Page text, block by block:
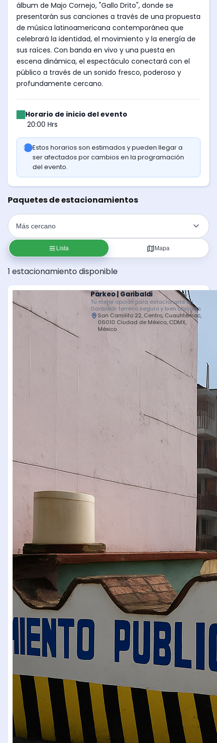
álbum de Majo Cornejo, "Gallo Drito", donde se
presentarán sus canciones a través de una propuesta
de música latinoamericana contemporánea que
celebrará la identidad, el movimiento y la energía de
sus raíces. Con banda en vivo y una puesta en
escena dinámica, el espectáculo conectará con el
público a través de un sonido fresco, poderoso y
profundamente cercano.
Horario de inicio del evento
20:00 Hrs
Estos horarios son estimados y pueden llegar a
ser afectados por cambios en la programación
del evento.
Paquetes de estacionamientos
Lista Mapa
1 estacionamiento disponible
Parkeo | Garibaldi
Tu mejor opción para estacionarte en
Garibaldi: terreno seguro y bien ubicado.
San Camilito 22, Centro, Cuauhtémoc,
06010 Ciudad de México, CDMX,
México